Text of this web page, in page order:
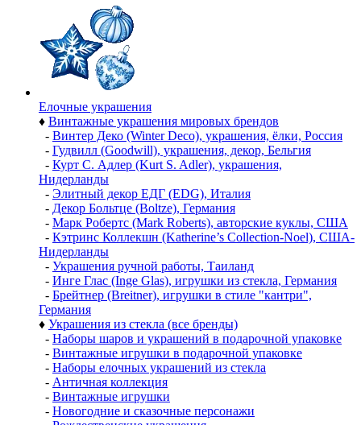
Елочные украшения
♦ Винтажные украшения мировых брендов
- Винтер Деко (Winter Deco), украшения, ёлки, Россия
- Гудвилл (Goodwill), украшения, декор, Бельгия
- Курт С. Адлер (Kurt S. Adler), украшения,
Нидерланды
- Элитный декор ЕДГ (EDG), Италия
- Декор Больтце (Boltze), Германия
- Марк Робертс (Mark Roberts), авторские куклы, США
- Кэтринс Коллекшн (Katherine’s Collection-Noel), США-
Нидерланды
- Украшения ручной работы, Таиланд
- Инге Глас (Inge Glas), игрушки из стекла, Германия
- Брейтнер (Breitner), игрушки в стиле "кантри",
Германия
♦ Украшения из стекла (все бренды)
- Наборы шаров и украшений в подарочной упаковке
- Винтажные игрушки в подарочной упаковке
- Наборы елочных украшений из стекла
- Античная коллекция
- Винтажные игрушки
- Новогодние и сказочные персонажи